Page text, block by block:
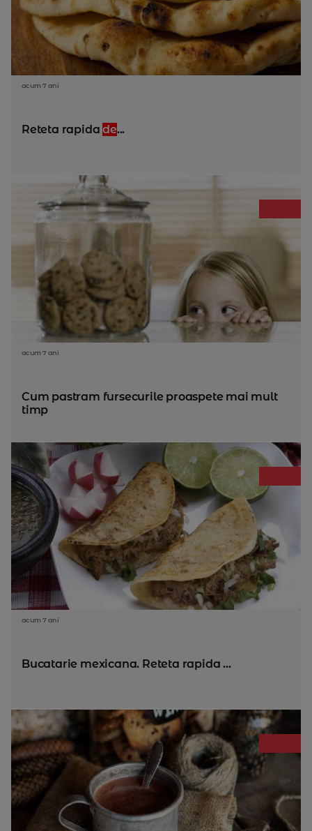
acum 7 ani
Reteta rapidade...
acum 7 ani
Cum pastram fursecurile proaspete mai mult
timp
acum 7 ani
Bucatarie mexicana. Reteta rapida ...